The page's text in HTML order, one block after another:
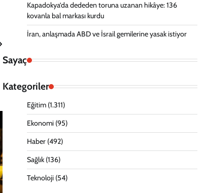
Kapadokya’da dededen toruna uzanan hikâye: 136
kovanla bal markası kurdu
İran, anlaşmada ABD ve İsrail gemilerine yasak istiyor
Sayaç
Kategoriler
Eğitim(1.311)
Ekonomi(95)
Haber(492)
Sağlık(136)
Teknoloji(54)